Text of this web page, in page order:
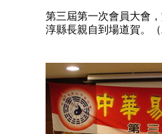
第三屆第一次會員大會
淳縣長親自到場道賀。